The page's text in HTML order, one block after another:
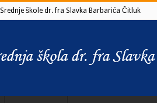
škole dr. fra Slavka Barbarića Čitluk